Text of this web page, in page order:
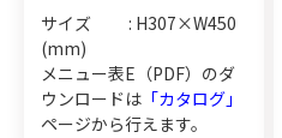
サイズ : H307×W450
(mm)
メニュー表E（PDF）のダ
ウンロードは 「カタログ」
ページから行えます。